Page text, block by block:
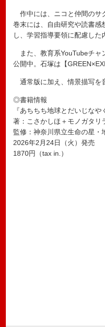
作中には、ニコと仲間のサ
巻末には、自由研究や読書感
し、学習指導要領に配慮した
また、教育系YouTubeチャ
公開中。石塚は【
通常版に加え、情景描写を
◎書籍情報
『あちちち地球とだいじなや
著：こさかしほ＋モノガタ
監修：神奈川県立生命の星・
2026年2月24日（火）発売
1870円（tax in.）